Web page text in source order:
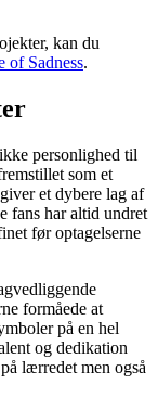
kan du
of Sadness.
personlighed til
som et
et dybere lag af
fans har altid undret
før optagelserne
formåede at
på en hel
og dedikation
lærredet men også